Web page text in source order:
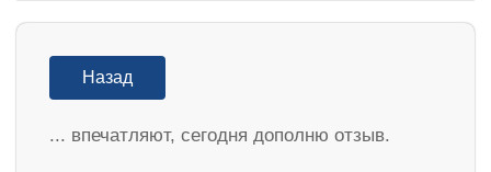
Назад
... впечатляют, сегодня дополню отзыв.